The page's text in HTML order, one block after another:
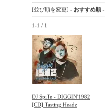
[並び順を変更] - おすすめ順 -
1-1 / 1
DJ SpiTe - DIGGIN'1982
[CD] Tasting Headz